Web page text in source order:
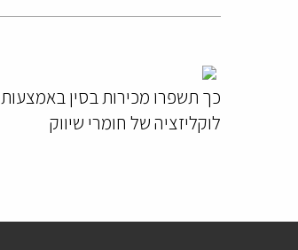
כך תשפרו מכירות בסין באמצעות
לוקליזציה של חומרי שיווק